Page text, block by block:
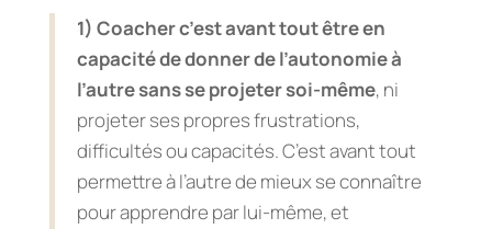
1) Coacher c’est avant tout être en
capacité de donner de l’autonomie à
l’autre sans se projeter soi-même, ni
projeter ses propres frustrations,
difficultés ou capacités. C’est avant tout
permettre à l’autre de mieux se connaître
pour apprendre par lui-même, et